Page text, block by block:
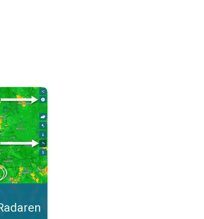
Tips til blæsevejret. . .